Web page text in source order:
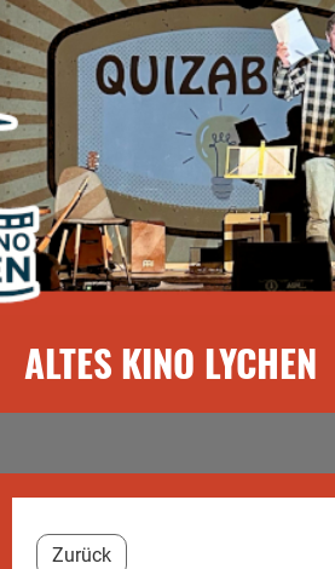
ALTES KINO LYCHEN
Zurück